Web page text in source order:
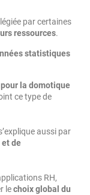
par certaines
ressources.
statistiques
la domotique
ce type de
aussi par
et de
RH,
lechoix global du